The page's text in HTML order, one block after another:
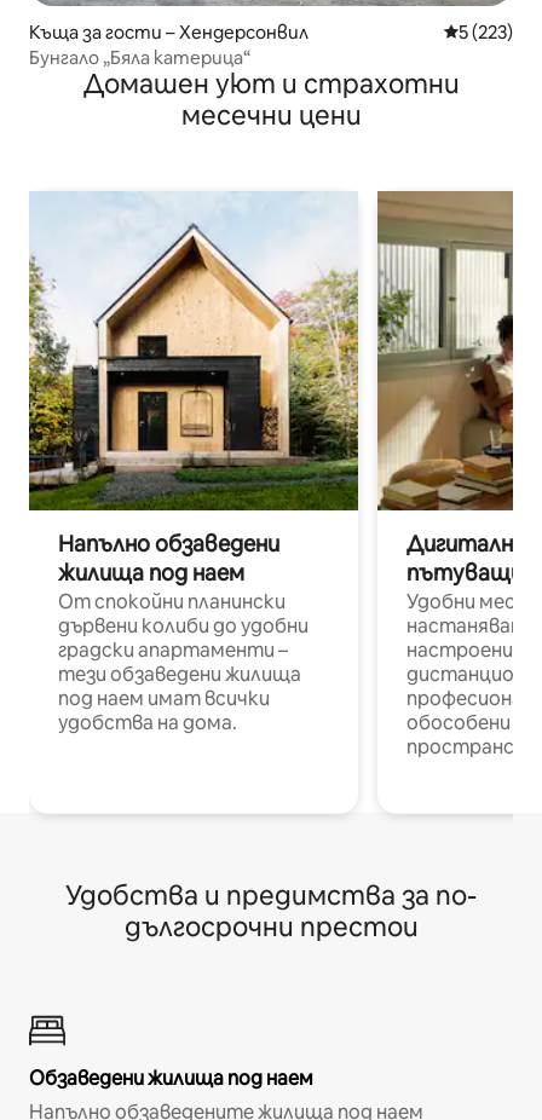
Къща за гости – Хендерсонвил Средна
5 (223)
Бунгало „Бяла катерица“
Домашен уют и страхотни
месечни цени
Напълно обзаведени
жилища под наем
От спокойни планински
дървени колиби до удобни
градски апартаменти –
тези обзаведени жилища
под наем имат всички
удобства на дома.
Дигитални
пътуващи
Удобни
настаняване
настроени и
обособени
Удобства и предимства за по-
дългосрочни престои
Обзаведени жилища под наем
Напълно обзаведените жилища под наем